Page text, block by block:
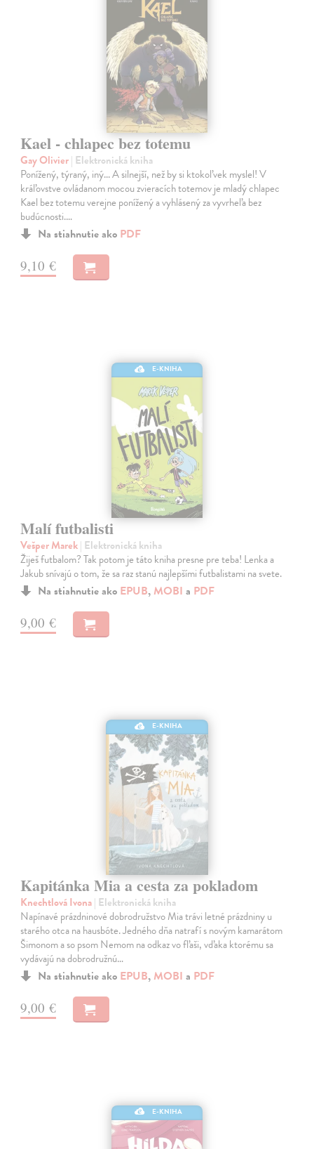
Kael - chlapec bez totemu
Gay Olivier| Elektronická kniha
Ponížený, týraný, iný... A silnejší, než by si ktokoľvek myslel! V
kráľovstve ovládanom mocou zvieracích totemov je mladý chlapec
Kael bez totemu verejne ponížený a vyhlásený za vyvrheľa bez
budúcnosti.…
Na stiahnutie ako PDF
9,10 €
E-KNIHA
Malí futbalisti
Vešper Marek| Elektronická kniha
Žiješ futbalom? Tak potom je táto kniha presne pre teba! Lenka a
Jakub snívajú o tom, že sa raz stanú najlepšími futbalistami na svete.
Na stiahnutie ako EPUB, MOBI a PDF
9,00 €
E-KNIHA
Kapitánka Mia a cesta za pokladom
Knechtlová Ivona| Elektronická kniha
Napínavé prázdninové dobrodružstvo Mia trávi letné prázdniny u
starého otca na hausbóte. Jedného dňa natrafí s novým kamarátom
Šimonom a so psom Nemom na odkaz vo fľaši, vďaka ktorému sa
vydávajú na dobrodružnú…
Na stiahnutie ako EPUB, MOBI a PDF
9,00 €
E-KNIHA